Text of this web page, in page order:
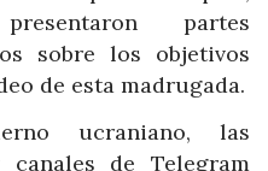
partes
sobre los objetivos
de esta madrugada.
ucraniano, las
de Telegram